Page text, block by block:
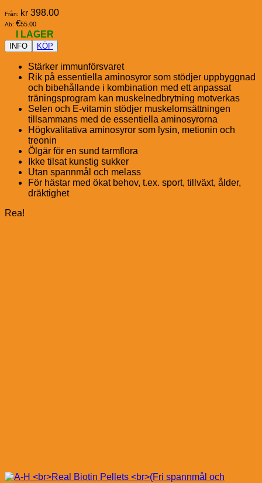
Från: kr 398.00
Ab: €55.00
I LAGER
INFO KÖP
Stärker immunförsvaret
Rik på essentiella aminosyror som stödjer uppbyggnad
och bibehållande i kombination med ett anpassat
träningsprogram kan muskelnedbrytning motverkas
Selen och E-vitamin stödjer muskelomsättningen
tillsammans med de essentiella aminosyrorna
Högkvalitativa aminosyror som lysin, metionin och
treonin
Ölgär för en sund tarmflora
Ikke tilsat kunstig sukker
Utan spannmål och melass
För hästar med ökat behov, t.ex. sport, tillväxt, ålder,
dräktighet
Rea!